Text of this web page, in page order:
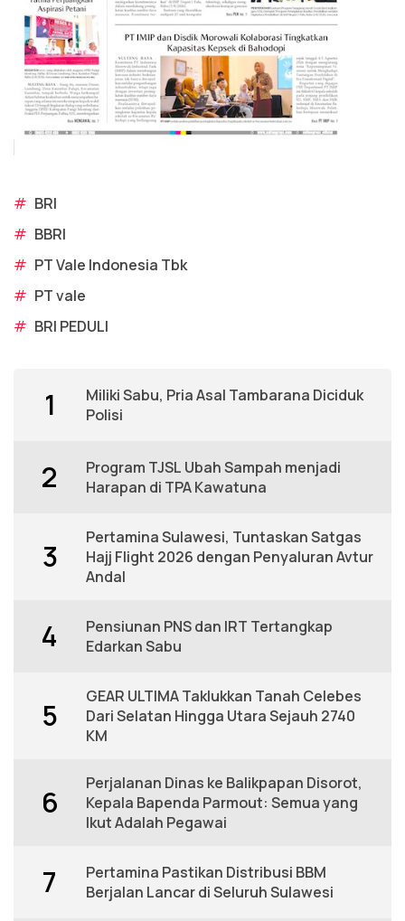
# BRI
# BBRI
# PT Vale Indonesia Tbk
# PT vale
# BRI PEDULI
1
Miliki Sabu, Pria Asal Tambarana Diciduk
Polisi
2
Program TJSL Ubah Sampah menjadi
Harapan di TPA Kawatuna
3
Pertamina Sulawesi, Tuntaskan Satgas
Hajj Flight 2026 dengan Penyaluran Avtur
Andal
4
Pensiunan PNS dan IRT Tertangkap
Edarkan Sabu
5
GEAR ULTIMA Taklukkan Tanah Celebes
Dari Selatan Hingga Utara Sejauh 2740
KM
6
Perjalanan Dinas ke Balikpapan Disorot,
Kepala Bapenda Parmout: Semua yang
Ikut Adalah Pegawai
7
Pertamina Pastikan Distribusi BBM
Berjalan Lancar di Seluruh Sulawesi